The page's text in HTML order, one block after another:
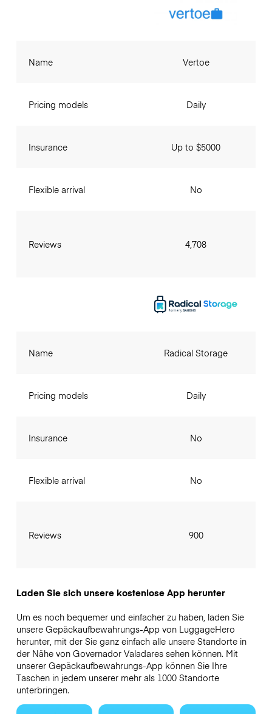
Name
Pricing models
Insurance
Flexible arrival
Reviews
Vertoe
Daily
Up to $5000
No
4,708
Name
Pricing models
Insurance
Flexible arrival
Reviews
Radical Storage
Daily
No
No
900
Laden Sie sich unsere kostenlose App herunter
Um es noch bequemer und einfacher zu haben, laden Sie
unsere Gepäckaufbewahrungs-App von LuggageHero
herunter, mit der Sie ganz einfach alle unsere Standorte in
der Nähe von Governador Valadares sehen können. Mit
unserer Gepäckaufbewahrungs-App können Sie Ihre
Taschen in jedem unserer mehr als 1000 Standorte
unterbringen.